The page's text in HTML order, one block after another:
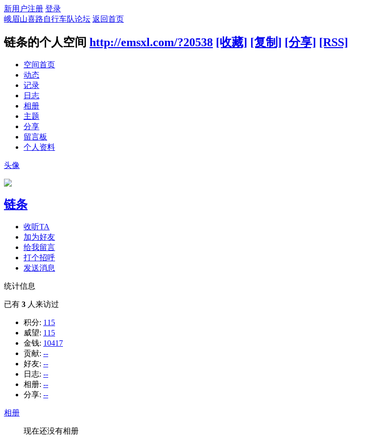
新用户注册 登录
峨眉山喜路自行车队论坛 返回首页
链条的个人空间 http://emsxl.com/?20538 [收藏] [复制] [分享] [RSS]
空间首页
动态
记录
日志
相册
主题
分享
留言板
个人资料
头像
链条
收听TA
加为好友
给我留言
打个招呼
发送消息
统计信息
已有 3 人来访过
积分: 115
威望: 115
金钱: 10417
贡献: --
好友: --
日志: --
相册: --
分享: --
相册
现在还没有相册